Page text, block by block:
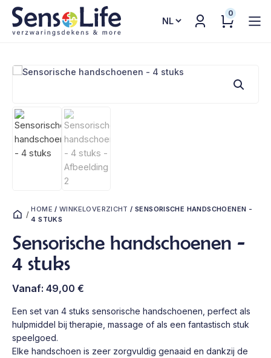
Kies
0
/
HOME /WINKELOVERZICHT /SENSORISCHE HANDSCHOENEN -
4 STUKS
Sensorische handschoenen -
4 stuks
Vanaf: 49,00 €
Een set van 4 stuks sensorische handschoenen, perfect als
hulpmiddel bij therapie, massage of als een fantastisch stuk
speelgoed.
Elke handschoen is zeer zorgvuldig genaaid en dankzij de